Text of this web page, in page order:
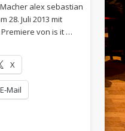
alex sebastian
28. Juli 2013 mit
von is it …
X
E-Mail